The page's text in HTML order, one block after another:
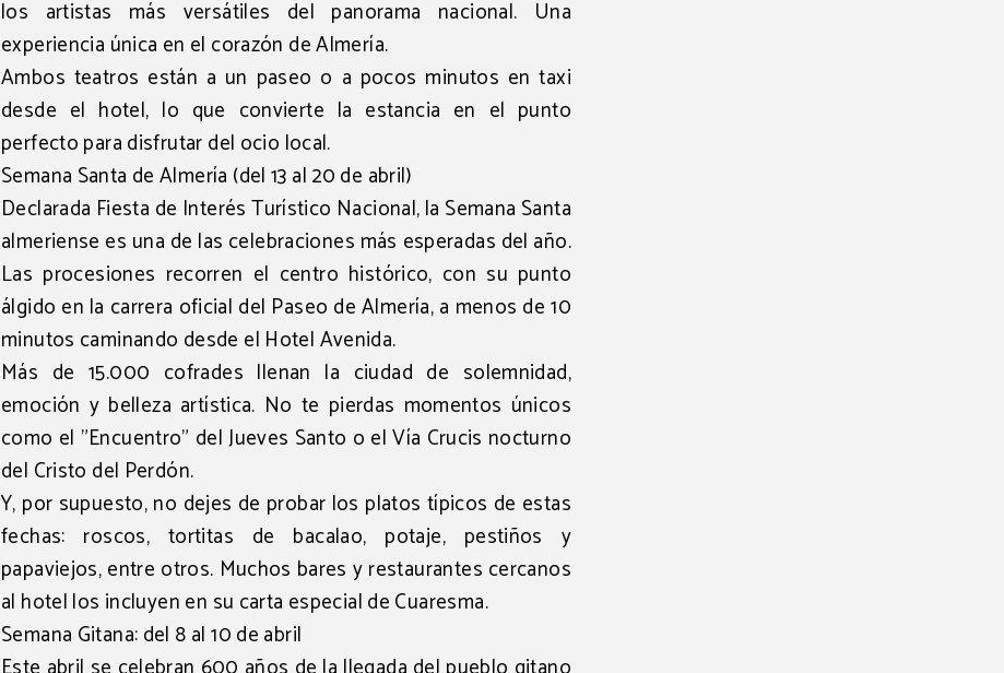
los artistas más versátiles del panorama nacional. Una
experiencia única en el corazón de Almería.
Ambos teatros están a un paseo o a pocos minutos en taxi
desde el hotel, lo que convierte la estancia en el punto
perfecto para disfrutar del ocio local.
Semana Santa de Almería (del 13 al 20 de abril)
Declarada Fiesta de Interés Turístico Nacional, la Semana Santa
almeriense es una de las celebraciones más esperadas del año.
Las procesiones recorren el centro histórico, con su punto
álgido en la carrera oficial del Paseo de Almería, a menos de 10
minutos caminando desde el Hotel Avenida.
Más de 15.000 cofrades llenan la ciudad de solemnidad,
emoción y belleza artística. No te pierdas momentos únicos
como el "Encuentro" del Jueves Santo o el Vía Crucis nocturno
del Cristo del Perdón.
Y, por supuesto, no dejes de probar los platos típicos de estas
fechas: roscos, tortitas de bacalao, potaje, pestiños y
papaviejos, entre otros. Muchos bares y restaurantes cercanos
al hotel los incluyen en su carta especial de Cuaresma.
Semana Gitana: del 8 al 10 de abril